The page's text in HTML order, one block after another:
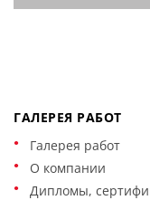
ГАЛЕРЕЯ РАБОТ
Галерея работ
О компании
Дипломы,